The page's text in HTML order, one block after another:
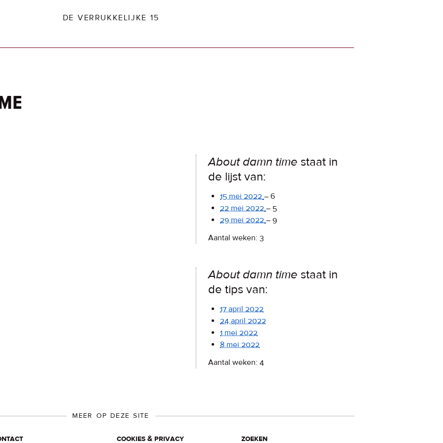
DE VERRUKKELIJKE 15
About damn time staat in
de lijst van:
15 mei 2022 – 6
22 mei 2022 – 5
29 mei 2022 – 9
Aantal weken: 3
About damn time staat in
de tips van:
17 april 2022
24 april 2022
1 mei 2022
8 mei 2022
Aantal weken: 4
MEER OP DEZE SITE
cookies & privacy zoeken